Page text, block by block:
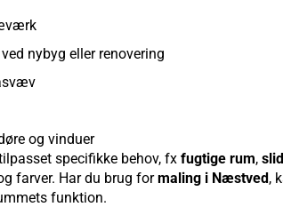
nybyg eller renovering
og vinduer
specifikke behov, fx fugtige rum,
farver. Har du brug formaling i Næstved,
funktion.